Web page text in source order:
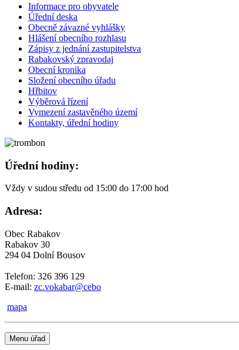
Informace pro obyvatele
Úřední deska
Obecně závazné vyhlášky
Hlášení obecního rozhlasu
Zápisy z jednání zastupitelstva
Rabakovský zpravodaj
Obecní kronika
Složení obecního úřadu
Hřbitov
Výběrová řízení
Vymezení zastavěného území
Kontakty, úřední hodiny
Úřední hodiny:
Vždy v sudou středu od 15:00 do 17:00 hod
Adresa:
Obec Rabakov
Rabakov 30
294 04 Dolní Bousov
Telefon: 326 396 129
E-mail: zc.vokabar@cebo
mapa
Menu úřad